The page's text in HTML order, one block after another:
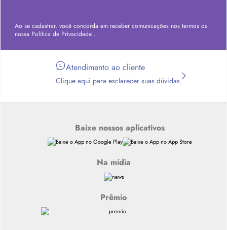
Ao se cadastrar, você concorda em receber comunicações nos termos da
nossa Política de Privacidade .
Atendimento ao cliente
Clique aqui para esclarecer suas dúvidas.
Baixe nossos aplicativos
Na mídia
Prêmio